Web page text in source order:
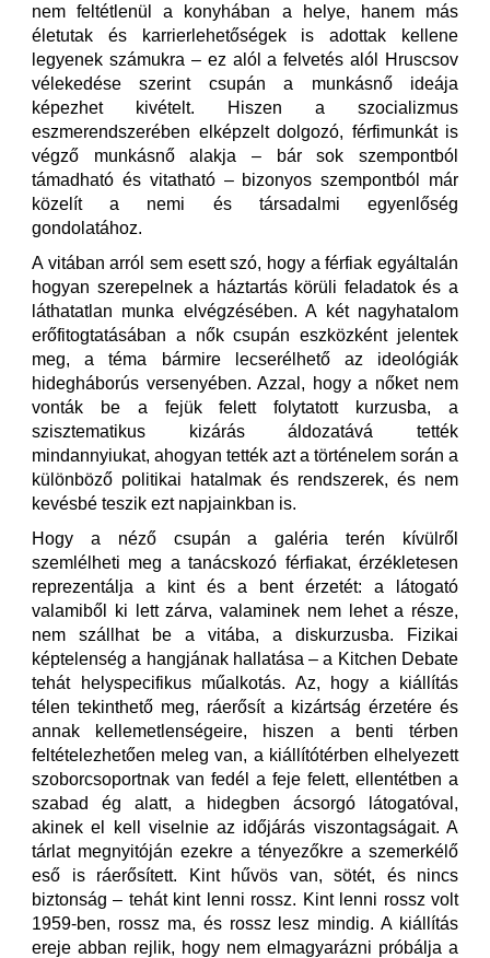
nem feltétlenül a konyhában a helye, hanem más
életutak és karrierlehetőségek is adottak kellene
legyenek számukra – ez alól a felvetés alól Hruscsov
vélekedése szerint csupán a munkásnő ideája
képezhet kivételt. Hiszen a szocializmus
eszmerendszerében elképzelt dolgozó, férfimunkát is
végző munkásnő alakja – bár sok szempontból
támadható és vitatható – bizonyos szempontból már
közelít a nemi és társadalmi egyenlőség
gondolatához.
A vitában arról sem esett szó, hogy a férfiak egyáltalán
hogyan szerepelnek a háztartás körüli feladatok és a
láthatatlan munka elvégzésében. A két nagyhatalom
erőfitogtatásában a nők csupán eszközként jelentek
meg, a téma bármire lecserélhető az ideológiák
hidegháborús versenyében. Azzal, hogy a nőket nem
vonták be a fejük felett folytatott kurzusba, a
szisztematikus kizárás áldozatává tették
mindannyiukat, ahogyan tették azt a történelem során a
különböző politikai hatalmak és rendszerek, és nem
kevésbé teszik ezt napjainkban is.
Hogy a néző csupán a galéria terén kívülről
szemlélheti meg a tanácskozó férfiakat, érzékletesen
reprezentálja a kint és a bent érzetét: a látogató
valamiből ki lett zárva, valaminek nem lehet a része,
nem szállhat be a vitába, a diskurzusba. Fizikai
képtelenség a hangjának hallatása – a Kitchen Debate
tehát helyspecifikus műalkotás. Az, hogy a kiállítás
télen tekinthető meg, ráerősít a kizártság érzetére és
annak kellemetlenségeire, hiszen a benti térben
feltételezhetően meleg van, a kiállítótérben elhelyezett
szoborcsoportnak van fedél a feje felett, ellentétben a
szabad ég alatt, a hidegben ácsorgó látogatóval,
akinek el kell viselnie az időjárás viszontagságait. A
tárlat megnyitóján ezekre a tényezőkre a szemerkélő
eső is ráerősített. Kint hűvös van, sötét, és nincs
biztonság – tehát kint lenni rossz. Kint lenni rossz volt
1959-ben, rossz ma, és rossz lesz mindig. A kiállítás
ereje abban rejlik, hogy nem elmagyarázni próbálja a